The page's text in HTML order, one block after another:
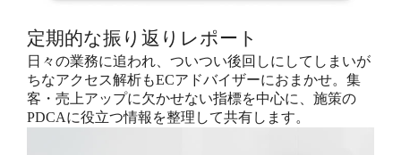
定期的な振り返りレポート
日々の業務に追われ、ついつい後回しにしてしまいが
ちなアクセス解析もECアドバイザーにおまかせ。集
客・売上アップに欠かせない指標を中心に、施策の
PDCAに役立つ情報を整理して共有します。